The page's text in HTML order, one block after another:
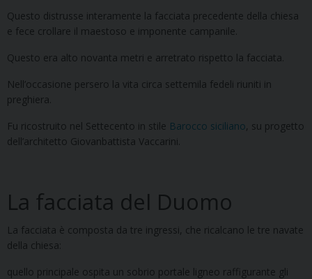
Questo distrusse interamente la facciata precedente della chiesa
e fece crollare il maestoso e imponente campanile.
Questo era alto novanta metri e arretrato rispetto la facciata.
Nell’occasione persero la vita circa settemila fedeli riuniti in
preghiera.
Fu ricostruito nel Settecento in stile Barocco siciliano, su progetto
dell’architetto Giovanbattista Vaccarini.
La facciata del Duomo
La facciata è composta da tre ingressi, che ricalcano le tre navate
della chiesa:
quello principale ospita un sobrio portale ligneo raffigurante gli